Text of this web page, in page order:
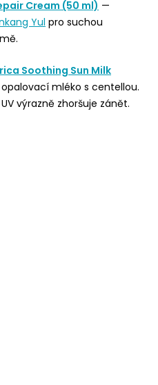
Cream (50 ml) —
Yul pro suchou
Soothing Sun Milk
mléko s centellou.
výrazně zhoršuje zánět.